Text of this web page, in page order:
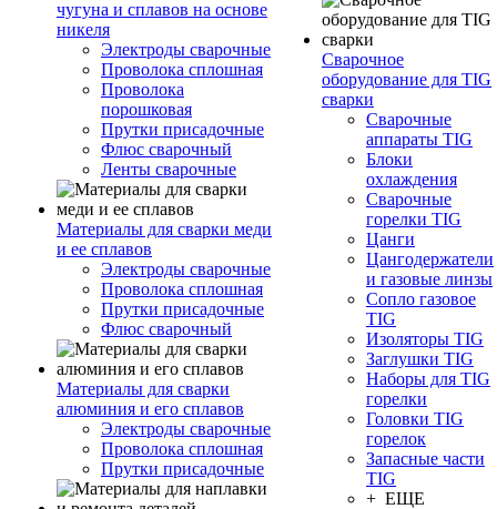
чугуна и сплавов на основе
никеля
Электроды сварочные
Проволока сплошная
Проволока
порошковая
Прутки присадочные
Флюс сварочный
Ленты сварочные
Материалы для сварки меди
и ее сплавов
Электроды сварочные
Проволока сплошная
Прутки присадочные
Флюс сварочный
Материалы для сварки
алюминия и его сплавов
Электроды сварочные
Проволока сплошная
Прутки присадочные
Сварочное
оборудование для TIG
сварки
Сварочные
аппараты TIG
Блоки
охлаждения
Сварочные
горелки TIG
Цанги
Цангодержатели
и газовые линзы
Сопло газовое
TIG
Изоляторы TIG
Заглушки TIG
Наборы для TIG
горелки
Головки TIG
горелок
Запасные части
TIG
+ ЕЩЕ